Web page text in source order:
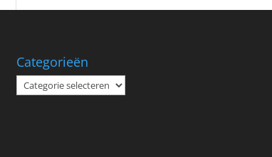
Categorieën
Categorieën